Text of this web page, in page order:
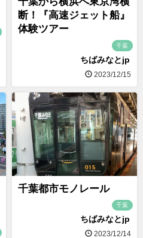
断！『高速ジェット船』
体験ツアー
千葉
ちばみなとjp
2023/12/15
千葉都市モノレール
千葉
ちばみなとjp
2023/12/14